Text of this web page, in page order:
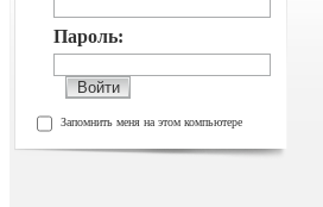
Пароль:
Запомнить меня на этом компьютере